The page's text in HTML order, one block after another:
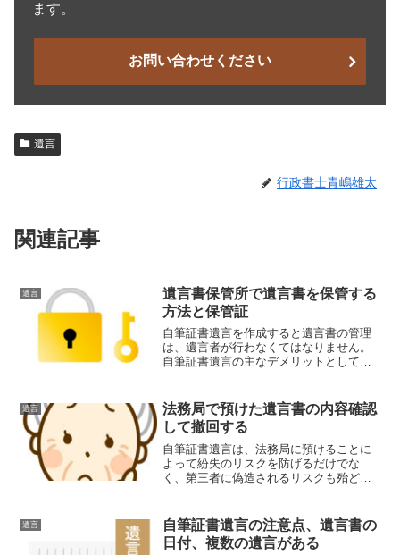
ます。
お問い合わせください
遺言
行政書士青嶋雄太
関連記事
遺言
遺言書保管所で遺言書を保管する
方法と保管証
自筆証書遺言を作成すると遺言書の管理
は、遺言者が行わなくてはなりません。
自筆証書遺言の主なデメリットとして、
す。法務局に遺言書を保管してもらう制
度を活用することにより、...
遺言
法務局で預けた遺言書の内容確認
して撤回する
自筆証書遺言は、法務局に預けることに
よって紛失のリスクを防げるだけでな
く、第三者に偽造されるリスクも殆どな
とはできませんが、法務局に保管されて
いる遺言に関しては、検認は...
遺言
自筆証書遺言の注意点、遺言書の
日付、複数の遺言がある